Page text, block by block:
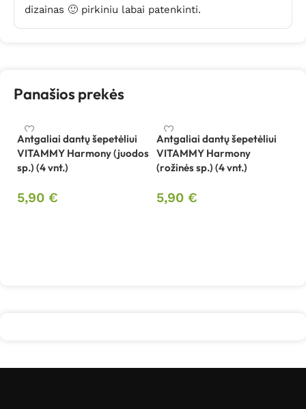
dizainas 🙂 pirkiniu labai patenkinti.
Panašios prekės
Antgaliai dantų šepetėliui
VITAMMY Harmony (juodos
sp.) (4 vnt.)
5,90 €
Antgaliai dantų šepetėliui
VITAMMY Harmony
(rožinės sp.) (4 vnt.)
5,90 €